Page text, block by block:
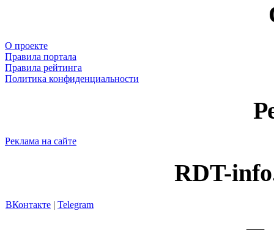
О проекте
Правила портала
Правила рейтинга
Политика конфиденциальности
Реклама на сайте
RDT-
ВКонтакте | Telegram